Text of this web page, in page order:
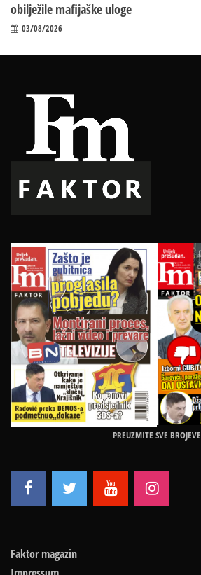
obilježile mafijaške uloge
03/08/2026
PREUZMITE SVE BROJEVE
Faktor magazin